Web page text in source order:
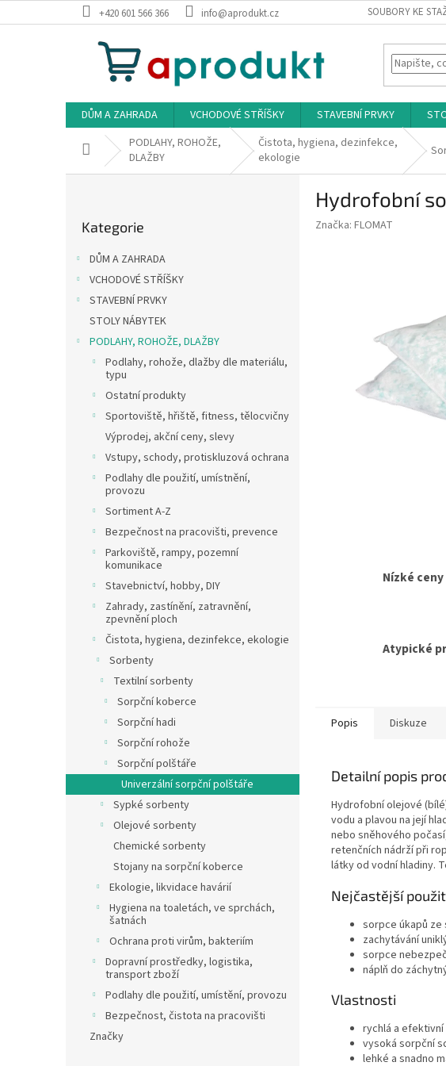
na
+420 601 566 366 info@aprodukt.cz SOUBORY KE
DŮM A ZAHRADA VCHODOVÉ STŘÍŠKY STAVEBNÍ PRVKY
Domů PODLAHY, ROHOŽE,
DLAŽBY
Čistota, hygiena, dezinfekce,
ekologie
kategorie
Kategorie
DŮM A ZAHRADA
VCHODOVÉ STŘÍŠKY
STAVEBNÍ PRVKY
STOLY NÁBYTEK
PODLAHY, ROHOŽE, DLAŽBY
Podlahy, rohože, dlažby dle materiálu,
typu
Ostatní produkty
Sportoviště, hřiště, fitness, tělocvičny
Výprodej, akční ceny, slevy
Vstupy, schody, protiskluzová ochrana
Podlahy dle použití, umístnění,
provozu
Sortiment A-Z
Bezpečnost na pracovišti, prevence
Parkoviště, rampy, pozemní
komunikace
Stavebnictví, hobby, DIY
Zahrady, zastínění, zatravnění,
zpevnění ploch
Čistota, hygiena, dezinfekce, ekologie
Sorbenty
Textilní sorbenty
Sorpční koberce
Sorpční hadi
Sorpční rohože
Sorpční polštáře
Univerzální sorpční polštáře
Sypké sorbenty
Olejové sorbenty
Chemické sorbenty
Stojany na sorpční koberce
Ekologie, likvidace havárií
Hygiena na toaletách, ve sprchách,
šatnách
Ochrana proti virům, bakteriím
Dopravní prostředky, logistika,
transport zboží
Podlahy dle použití, umístění, provozu
Bezpečnost, čistota na pracovišti
Značky
Hydrofobní
Značka: FLOMAT
Nízké ceny
Atypické
Popis Diskuze
Detailní popis
Hydrofobní olejové
vodu a plavou na její
nebo sněhového
retenčních nádrží při
látky od vodní hladiny.
Nejčastější
sorpce úkapů
zachytávání
sorpce
náplň do
Vlastnosti
rychlá a
vysoká sorpční
lehké a snadno